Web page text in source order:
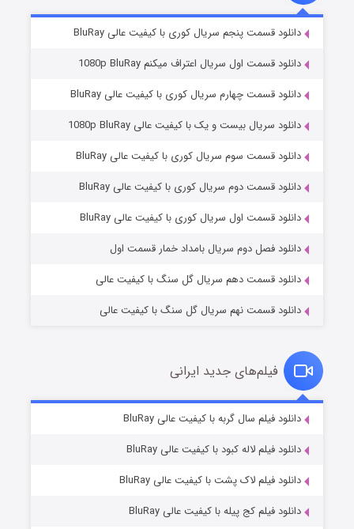
قسمت۵ (زیرنویس) منتشر شد
وستی ها
قسمت۱ (زیرنویس) منتشر شد
قسمت۶ (زیرنویس) منتشر شد
دانلود قسمت پنجم سریال کوری با کیفیت عالی BluRay
دانلود قسمت اول سریال اعتراف میکنم 1080p BluRay
دانلود قسمت چهارم سریال کوری با کیفیت عالی BluRay
دانلود سریال بیست و یک با کیفیت عالی 1080p BluRay
دانلود قسمت سوم سریال کوری با کیفیت عالی BluRay
دانلود قسمت دوم سریال کوری با کیفیت عالی BluRay
دانلود قسمت اول سریال کوری با کیفیت عالی BluRay
دانلود فصل دوم سریال بامداد خمار قسمت اول
دانلود قسمت دهم سریال گل سنگ با کیفیت عالی
دانلود قسمت نهم سریال گل سنگ با کیفیت عالی
فیلم‌های جدید ایرانی
دانلود فیلم سال گربه با کیفیت عالی BluRay
دانلود فیلم لاله کبود با کیفیت عالی BluRay
دانلود فیلم لاک پشت با کیفیت عالی BluRay
دانلود فیلم کج‌ پیله با کیفیت عالی BluRay